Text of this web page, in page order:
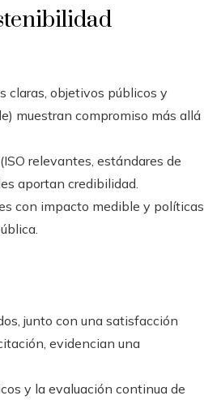
claras, objetivos públicos y
muestran compromiso más allá
relevantes, estándares de
aportan credibilidad.
con impacto medible y políticas
junto con una satisfacción
evidencian una
y la evaluación continua de